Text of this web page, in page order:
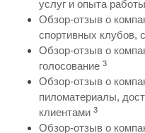
услуг и опыта работы
Обзор-отзыв о
спортивных клубов,
Обзор-отзыв о
голосование 3
Обзор-отзыв о
пиломатериалы,
клиентами 3
Обзор-отзыв о